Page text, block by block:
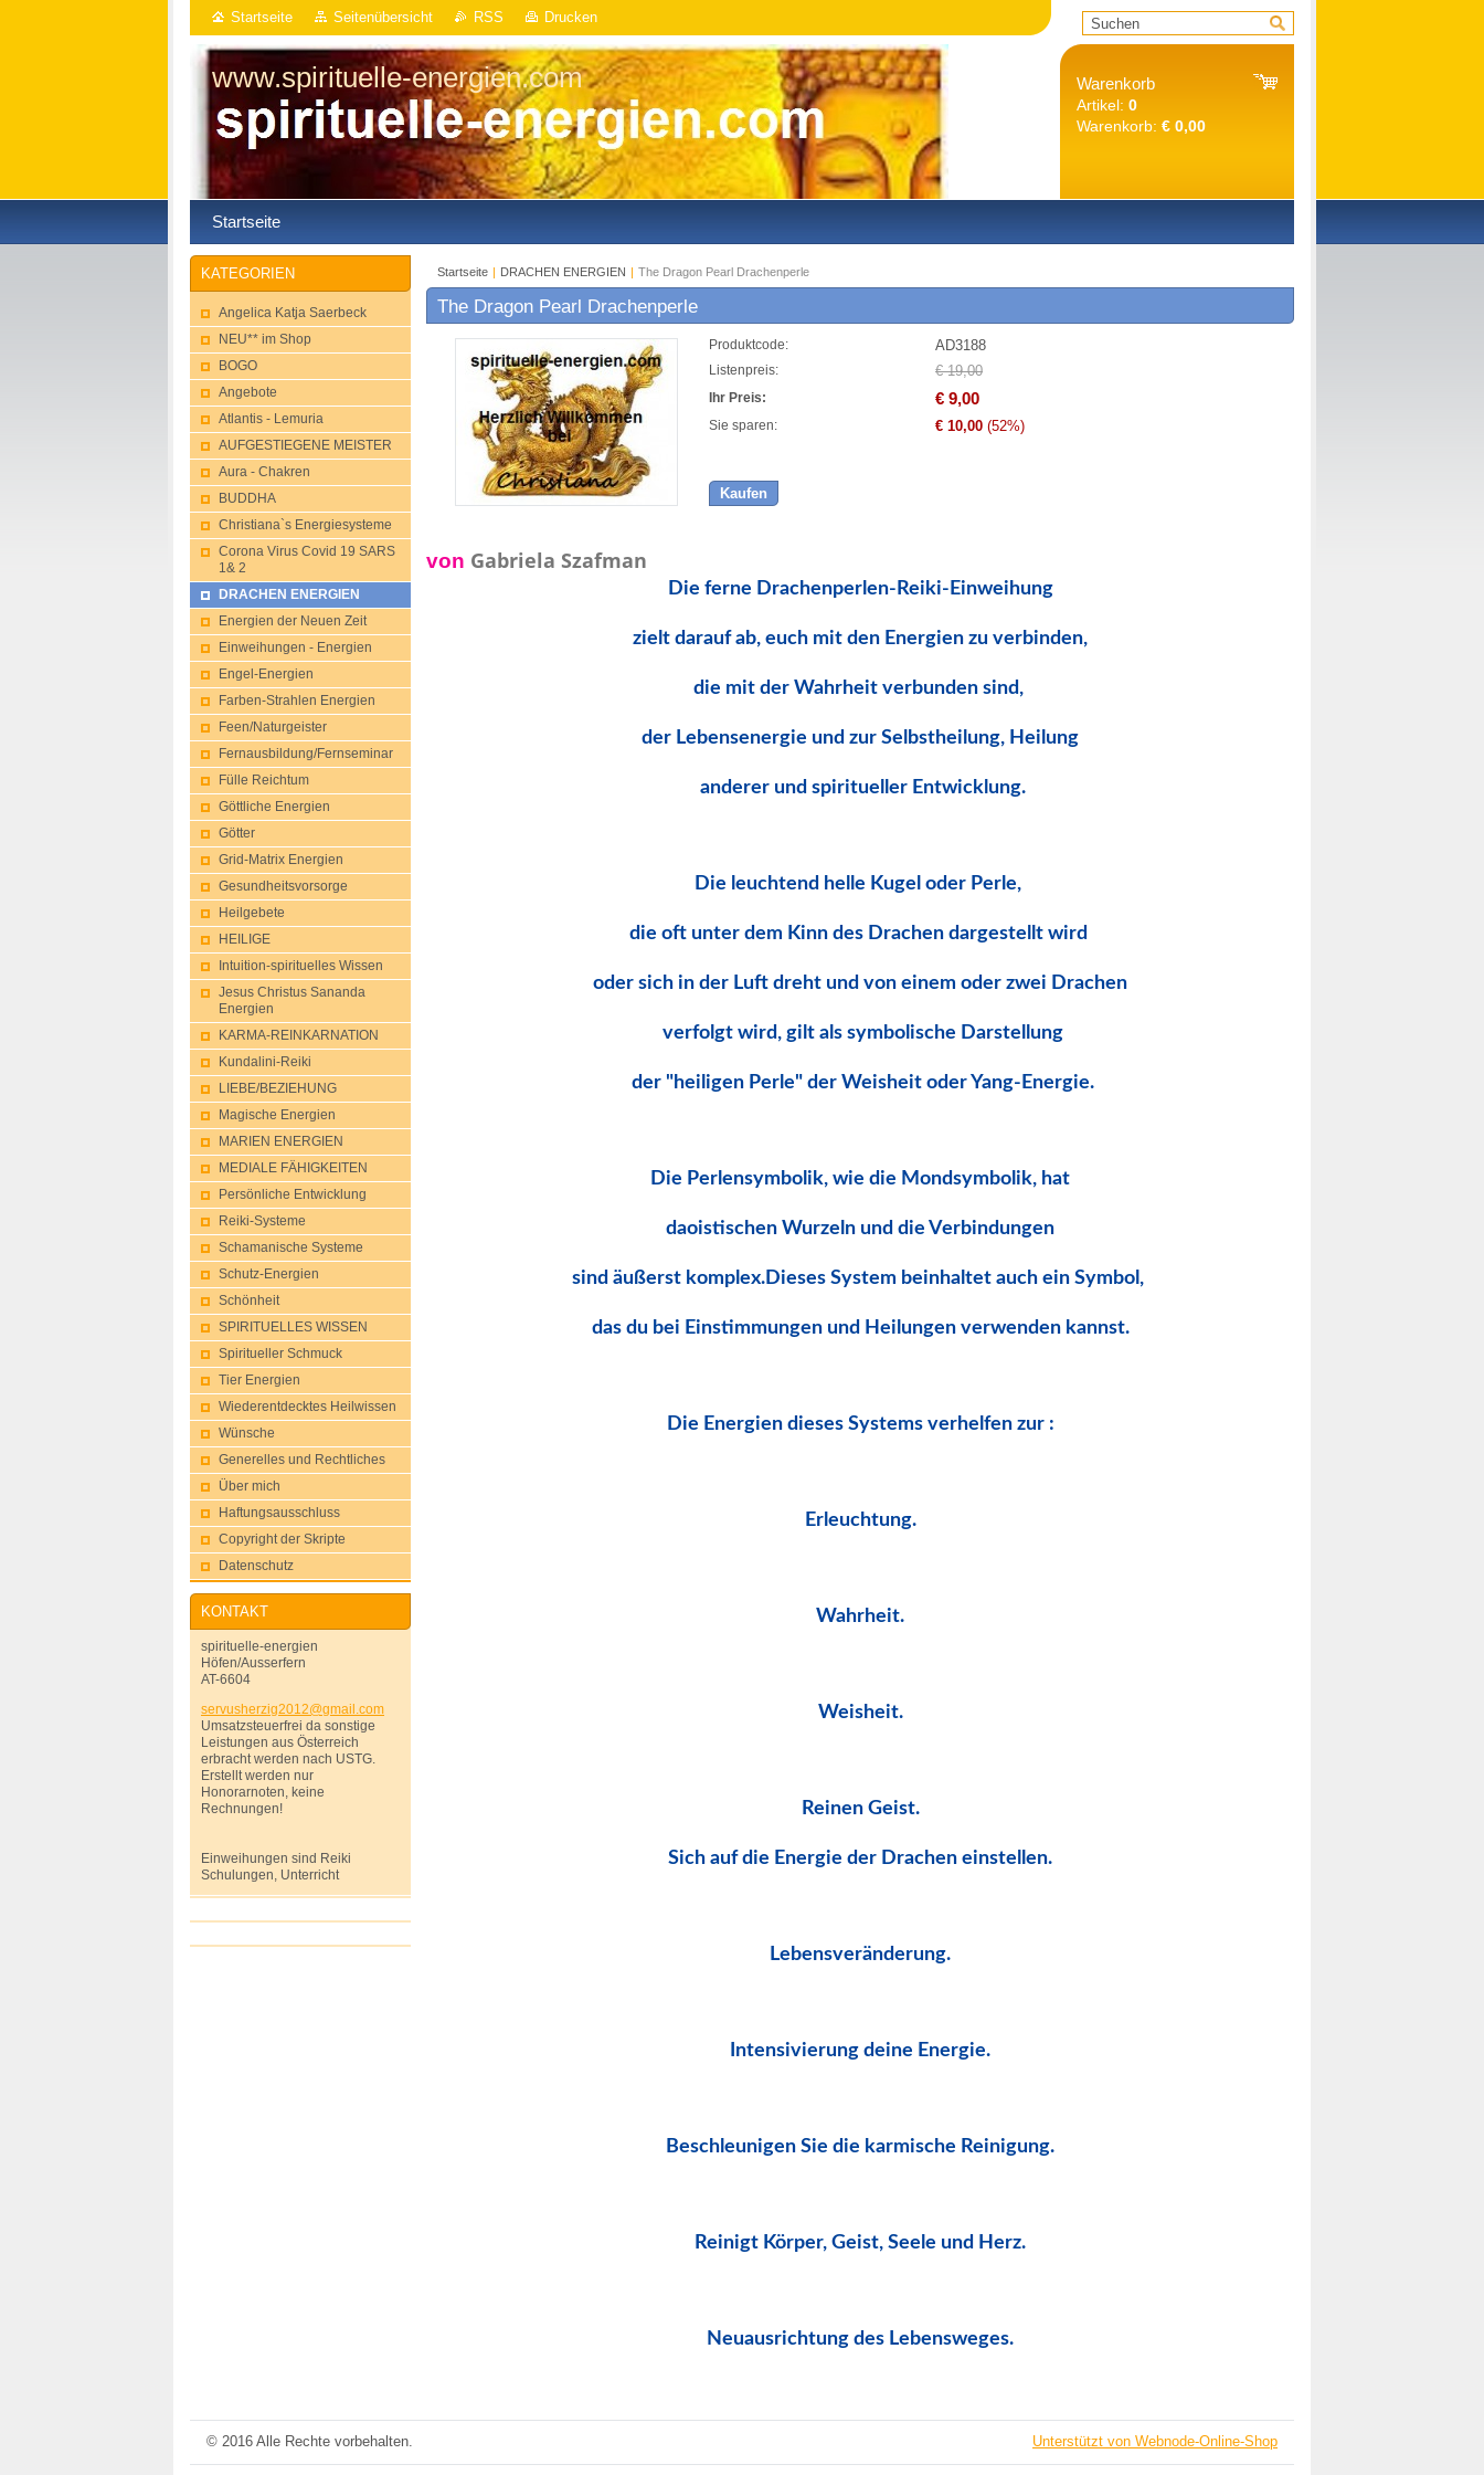
Startseite Seitenübersicht RSS Drucken
www.spirituelle-energien.com Warenkorb
Artikel: 0
Warenkorb: € 0,00
Startseite
Startseite | DRACHEN ENERGIEN | The Dragon Pearl Drachenperle
The Dragon Pearl Drachenperle
Produktcode: AD3188
Listenpreis: € 19,00
Ihr Preis: € 9,00
Sie sparen: € 10,00 (52%)
Kaufen
von Gabriela Szafman
Die ferne Drachenperlen-Reiki-Einweihung
zielt darauf ab, euch mit den Energien zu verbinden,
die mit der Wahrheit verbunden sind,
der Lebensenergie und zur Selbstheilung, Heilung
anderer und spiritueller Entwicklung.
Die leuchtend helle Kugel oder Perle,
die oft unter dem Kinn des Drachen dargestellt wird
oder sich in der Luft dreht und von einem oder zwei Drachen
verfolgt wird, gilt als symbolische Darstellung
der "heiligen Perle" der Weisheit oder Yang-Energie.
Die Perlensymbolik, wie die Mondsymbolik, hat
daoistischen Wurzeln und die Verbindungen
sind äußerst komplex.Dieses System beinhaltet auch ein Symbol,
das du bei Einstimmungen und Heilungen verwenden kannst.
Die Energien dieses Systems verhelfen zur :
Erleuchtung.
Wahrheit.
Weisheit.
Reinen Geist.
Sich auf die Energie der Drachen einstellen.
Lebensveränderung.
Intensivierung deine Energie.
Beschleunigen Sie die karmische Reinigung.
Reinigt Körper, Geist, Seele und Herz.
Neuausrichtung des Lebensweges.
KATEGORIEN
Angelica Katja Saerbeck
NEU** im Shop
BOGO
Angebote
Atlantis - Lemuria
AUFGESTIEGENE MEISTER
Aura - Chakren
BUDDHA
Christiana`s Energiesysteme
Corona Virus Covid 19 SARS
1& 2
DRACHEN ENERGIEN
Energien der Neuen Zeit
Einweihungen - Energien
Engel-Energien
Farben-Strahlen Energien
Feen/Naturgeis​ter
Fernausbildung/Fernseminar
Fülle Reichtum
Göttliche Energien
Götter
Grid-Matrix Energien
Gesu​ndheitsvorsorg​e
Heilgebete
HEILIGE
Intuition-spir​ituelles Wissen
Jesus Christus Sananda
Energien
KARMA-REINKARNATION
Kundalini-Reik​i
LIEBE/BEZIEHUNG
Magische Energien
MARIEN ENERGIEN
MEDIALE FÄHIGKEITEN
Persönliche Entwicklung
Reiki-Systeme
Schamanische Systeme
Schutz-Energie​n
Schönheit
SPIRITUELLES WISSEN
Spiritueller Schmuck
Tier Energien
Wiederentdeckt​es Heilwissen
Wünsche
Generelles und Rechtliches
Über mich
Haftungsausschluss
Copyright der Skripte
Datenschutz
KONTAKT
spirituelle-energien
Höfen/Ausserfern
AT-6604
servusherzig2012@gmail.com
Umsatzsteuerfrei da sonstige
Leistungen aus Österreich
erbracht werden nach USTG.
Erstellt werden nur
Honorarnoten, keine
Rechnungen!
Einweihungen sind Reiki
Schulungen, Unterricht
© 2016 Alle Rechte vorbehalten. Unterstützt von Webnode-Online-Shop